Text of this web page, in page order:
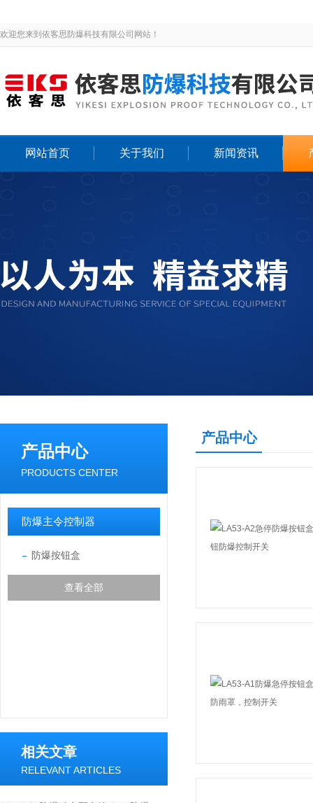
欢迎您来到依客思防爆科技有限公司网站！
网站首页 关于我们 新闻资讯
产品中心
PRODUCTS CENTER
防爆主令控制器
防爆按钮盒
查看全部
相关文章
RELEVANT ARTICLES
产品中心